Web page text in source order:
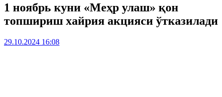
1 ноябрь куни «Меҳр улаш» қон
топшириш хайрия акцияси ўтказилади
29.10.2024 16:08